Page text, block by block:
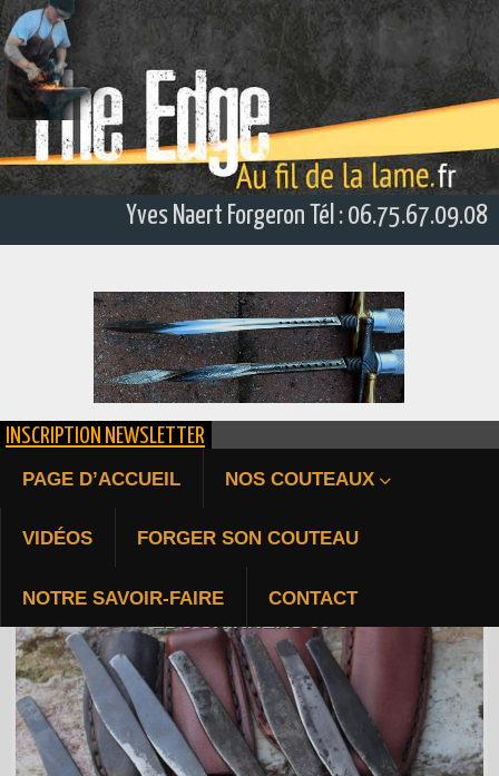
Yves Naert Forgeron Tél : 06.75.67.09.08
ÉPIEU DE CHASSE FORGÉ
INSCRIPTION NEWSLETTER
PAGE D’ACCUEIL
NOS COUTEAUX
VIDÉOS FORGER SON COUTEAU
NOTRE SAVOIR-FAIRE
CONTACT